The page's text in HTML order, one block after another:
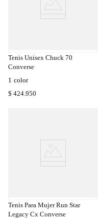
Tenis Unisex Chuck 70
Converse
1 color
$ 424.950
Tenis Para Mujer Run Star
Legacy Cx Converse